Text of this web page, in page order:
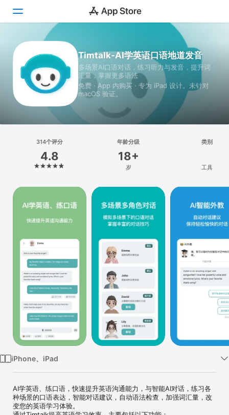
游戏
App
Timtalk-AI学英语口语地道发音
多场景AI口语对话，练习听力与发音，提升词
汇量，掌握更多语法
免费 · App 内购买 · 专为 iPad 设计。未针对
macOS 验证。
314个评分
4.8
年龄分级
18+
岁
类别
工具
iPhone、iPad
AI学英语、练口语，快速提升英语沟通能力，与智能AI对话，练习各
种场景的口语表达，智能对话建议，自动语法检查，加强词汇量，改
变您的英语学习体验。